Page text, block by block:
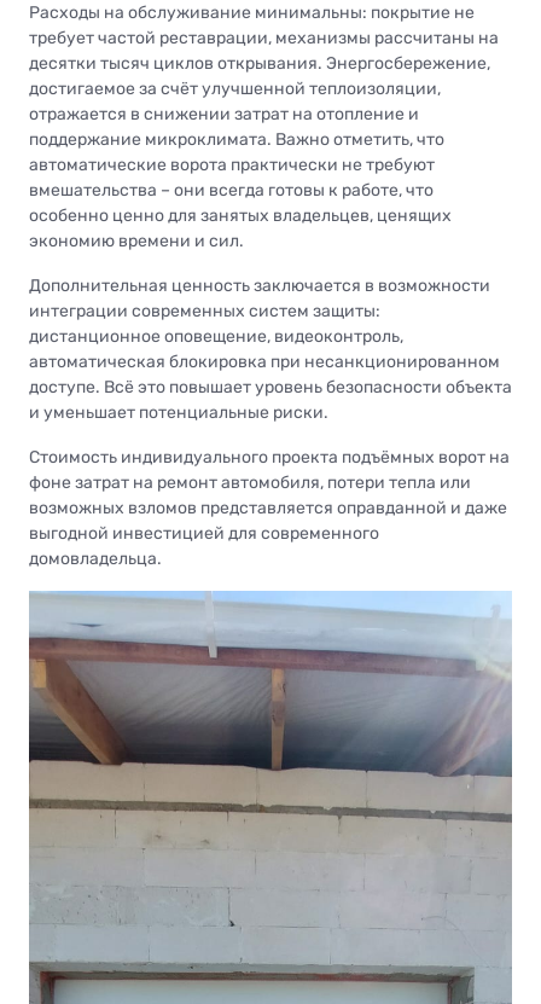
Расходы на обслуживание минимальны: покрытие не
требует частой реставрации, механизмы рассчитаны на
десятки тысяч циклов открывания. Энергосбережение,
достигаемое за счёт улучшенной теплоизоляции,
отражается в снижении затрат на отопление и
поддержание микроклимата. Важно отметить, что
автоматические ворота практически не требуют
вмешательства – они всегда готовы к работе, что
особенно ценно для занятых владельцев, ценящих
экономию времени и сил.
Дополнительная ценность заключается в возможности
интеграции современных систем защиты:
дистанционное оповещение, видеоконтроль,
автоматическая блокировка при несанкционированном
доступе. Всё это повышает уровень безопасности объекта
и уменьшает потенциальные риски.
Стоимость индивидуального проекта подъёмных ворот на
фоне затрат на ремонт автомобиля, потери тепла или
возможных взломов представляется оправданной и даже
выгодной инвестицией для современного
домовладельца.